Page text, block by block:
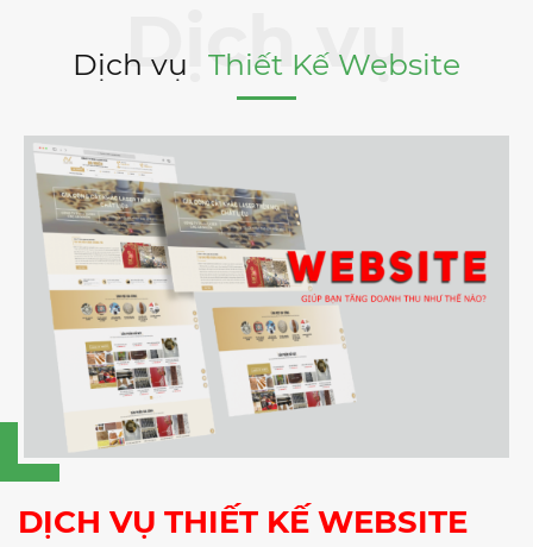
Dịch vụ Thiết Kế Website
DỊCH VỤ THIẾT KẾ WEBSITE